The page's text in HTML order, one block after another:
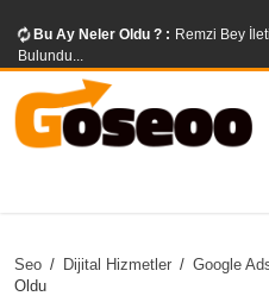
Bu Ay Neler Oldu ? : Remzi Bey
Bulundu...
Seo / Dijital Hizmetler / Google
Oldu